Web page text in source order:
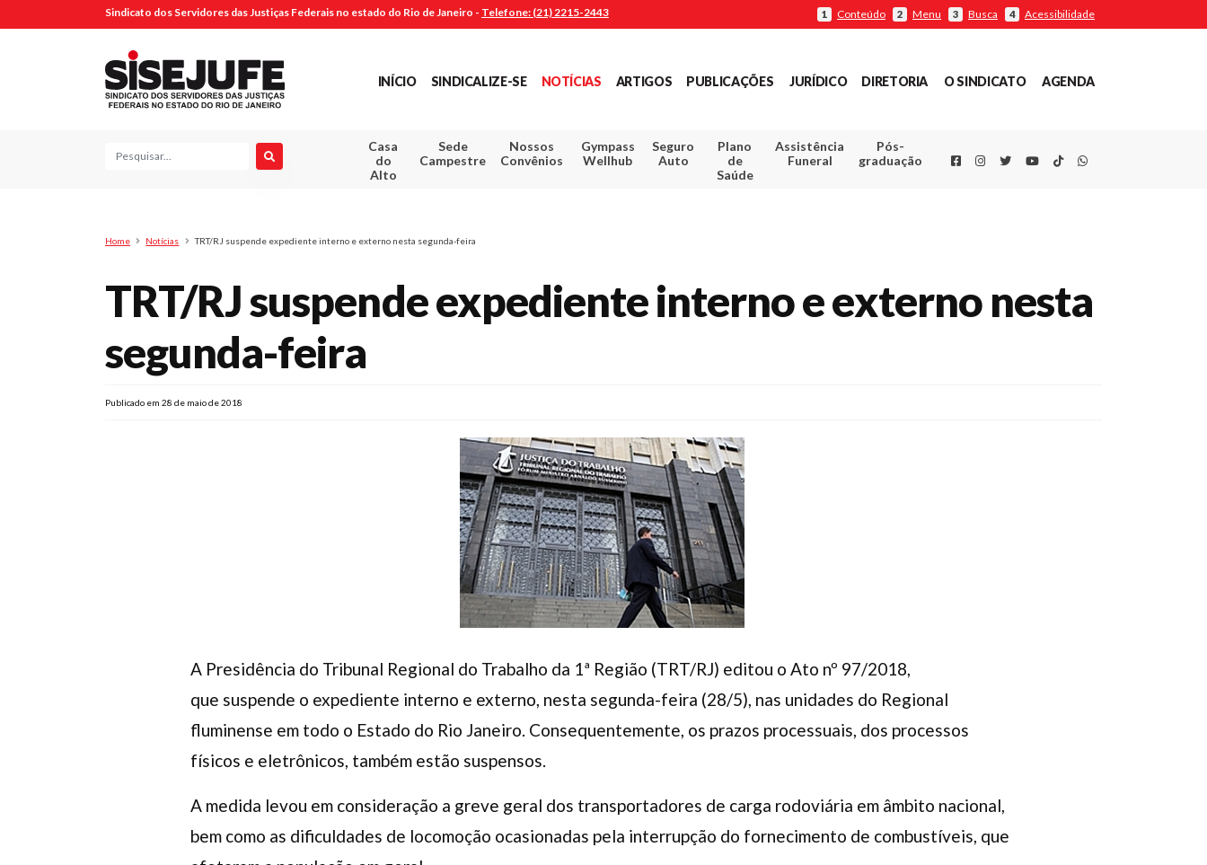
Sindicato dos Servidores das Justiças Federais no estado do Rio de Janeiro - Telefone: (21) 2215-2443 1 Conteúdo 2 Menu 3 Busca 4 Acessibilidade
INÍCIO SINDICALIZE-SE NOTÍCIAS ARTIGOS PUBLICAÇÕES JURÍDICO DIRETORIA O SINDICATO AGENDA
Pesquisa
Casa
do
Alto
Sede
Campestre
Nossos
Convênios
Gympass
Wellhub
Seguro
Auto
Plano
de
Saúde
Assistência
Funeral
Pós-
graduação
FacebookInstagram
TwitterYoutube
TikTokWhatsapp
Home Notícias TRT/RJ suspende expediente interno e externo nesta segunda-feira
TRT/RJ suspende expediente interno e externo nesta
segunda-feira
Publicado em 28 de maio de 2018
A Presidência do Tribunal Regional do Trabalho da 1ª Região (TRT/RJ) editou o Ato nº 97/2018,
que suspende o expediente interno e externo, nesta segunda-feira (28/5), nas unidades do Regional
fluminense em todo o Estado do Rio Janeiro. Consequentemente, os prazos processuais, dos processos
físicos e eletrônicos, também estão suspensos.
A medida levou em consideração a greve geral dos transportadores de carga rodoviária em âmbito nacional,
bem como as dificuldades de locomoção ocasionadas pela interrupção do fornecimento de combustíveis, que